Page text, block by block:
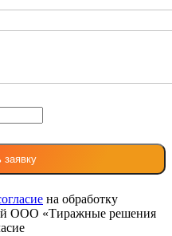
на обработку
ООО «Тиражные решения